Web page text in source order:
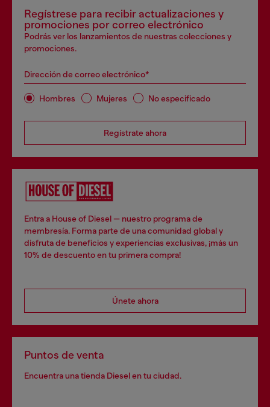
Regístrese para recibir actualizaciones y
promociones por correo electrónico
Podrás ver los lanzamientos de nuestras colecciones y
promociones.
Dirección de correo electrónico*
Hombres Mujeres No especificado
Regístrate ahora
Entra a House of Diesel — nuestro programa de
membresía. Forma parte de una comunidad global y
disfruta de beneficios y experiencias exclusivas, ¡más un
10% de descuento en tu primera compra!
Únete ahora
Puntos de venta
Encuentra una tienda Diesel en tu ciudad.